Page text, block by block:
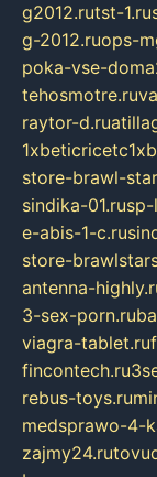
g2012.rutst-1.ru
g-2012.ruops-
poka-vse-
tehosmotre.ru
raytor-d.ru
store-brawl-
sindika-01.ru
e-abis-1-c.ru
store-
antenna-
3-sex-porn.ru
viagra-tablet.ru
fincontech.ru
rebus-toys.ru
medsprawo-4-
zajmy24.ru